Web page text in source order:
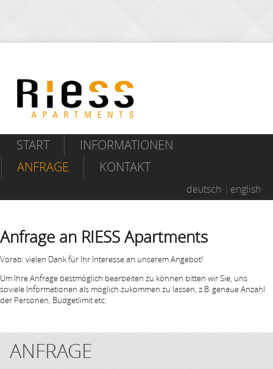
START
INFORMATIONEN
ANFRAGE
KONTAKT
deutsch english
Anfrage an RIESS Apartments
Vorab: vielen Dank für Ihr Interesse an unserem Angebot!
Um Ihre Anfrage bestmöglich bearbeiten zu können bitten wir Sie, uns
soviele Informationen als möglich zukommen zu lassen, z.B. genaue Anzahl
der Personen, Budgetlimit etc.
ANFRAGE